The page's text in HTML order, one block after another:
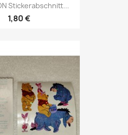
Stickerabschnitt...
1,80 €